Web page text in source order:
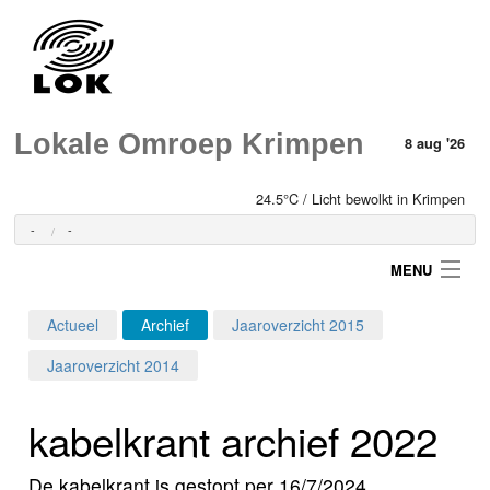
Lokale Omroep Krimpen 8 aug '26
24.5°C / Licht bewolkt in Krimpen
- -
MENU
Programma's
Actueel Archief
Jaaroverzicht 2015
Jaaroverzicht 2014
kabelkrant archief 2022